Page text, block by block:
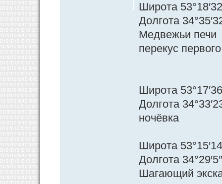
Широта
Долгота
Медвежьи печи
перекус
Широта
Долгота
ночёвка
Широта
Долгота
Шагающий